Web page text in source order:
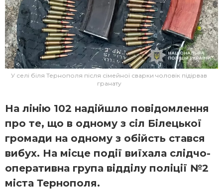
У селі біля Тернополя після сімейної сварки чоловік підірвав
гранату
На лінію 102 надійшло повідомлення
про те, що в одному з сіл Білецької
громади на одному з обійсть стався
вибух. На місце події виїхала слідчо-
оперативна група відділу поліції №2
міста Тернополя.